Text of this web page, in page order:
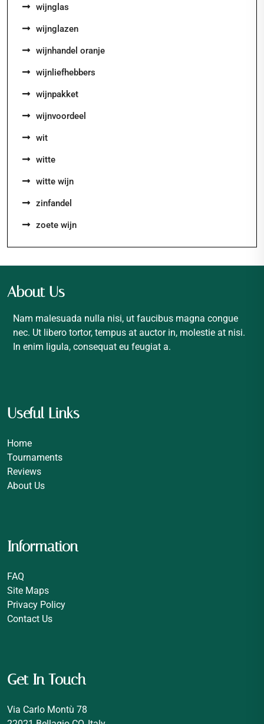
wijnglas
wijnglazen
wijnhandel oranje
wijnliefhebbers
wijnpakket
wijnvoordeel
wit
witte
witte wijn
zinfandel
zoete wijn
About Us
Nam malesuada nulla nisi, ut faucibus magna congue
nec. Ut libero tortor, tempus at auctor in, molestie at nisi.
In enim ligula, consequat eu feugiat a.
Useful Links
Home
Tournaments
Reviews
About Us
Information
FAQ
Site Maps
Privacy Policy
Contact Us
Get In Touch
Via Carlo Montù 78